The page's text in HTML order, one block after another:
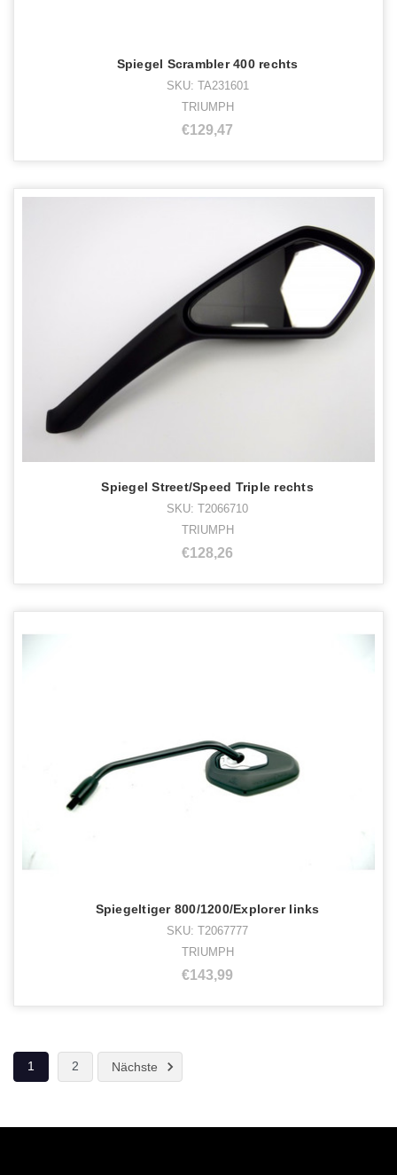
Spiegel Scrambler 400 rechts
SKU: TA231601
TRIUMPH
€129,47
Spiegel Street/Speed Triple rechts
SKU: T2066710
TRIUMPH
€128,26
Spiegeltiger 800/1200/Explorer links
SKU: T2067777
TRIUMPH
€143,99
1 2 Nächste